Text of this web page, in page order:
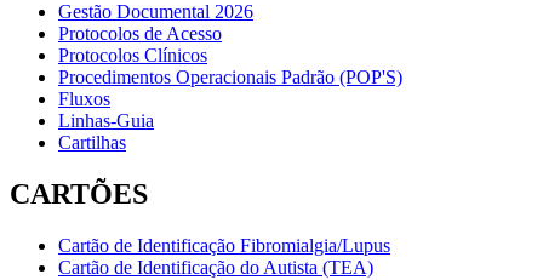
Gestão Documental 2026
Protocolos de Acesso
Protocolos Clínicos
Procedimentos Operacionais Padrão (POP'S)
Fluxos
Linhas-Guia
Cartilhas
CARTÕES
Cartão de Identificação Fibromialgia/Lupus
Cartão de Identificação do Autista (TEA)